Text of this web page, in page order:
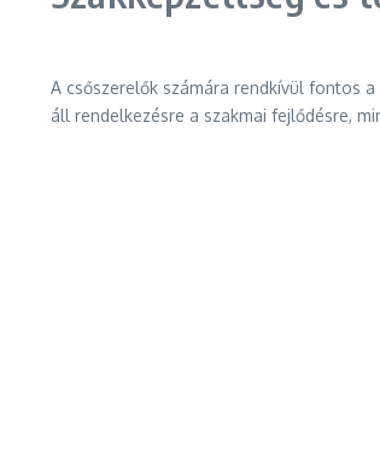
A csőszerelők számára rendkívül fontos
áll rendelkezésre a szakmai fejlődésre,